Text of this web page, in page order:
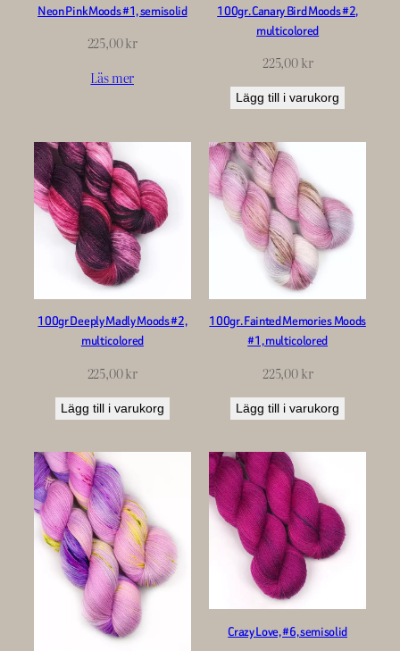
Neon Pink Moods #1, semisolid
225,00kr
Läs mer
100gr. Canary Bird Moods #2,
multicolored
225,00kr
Lägg till i varukorg
100gr Deeply Madly Moods #2,
multicolored
225,00kr
Lägg till i varukorg
100gr. Fainted Memories Moods
#1, multicolored
225,00kr
Lägg till i varukorg
Crazy Love, #6, semisolid